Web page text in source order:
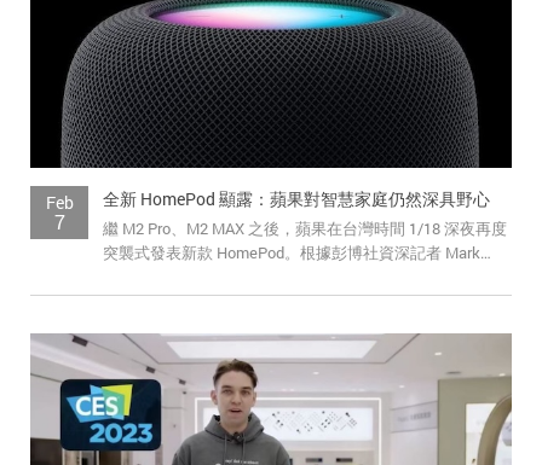
Feb
7
全新 HomePod 顯露：蘋果對智慧家庭仍然深具野心
繼 M2 Pro、M2 MAX 之後，蘋果在台灣時間 1/18 深夜再度
突襲式發表新款 HomePod。根據彭博社資深記者 Mark
登入會員
建立新帳號
快速連結
追蹤我的訂單
會員資料管理
加入 JARVIS VIP